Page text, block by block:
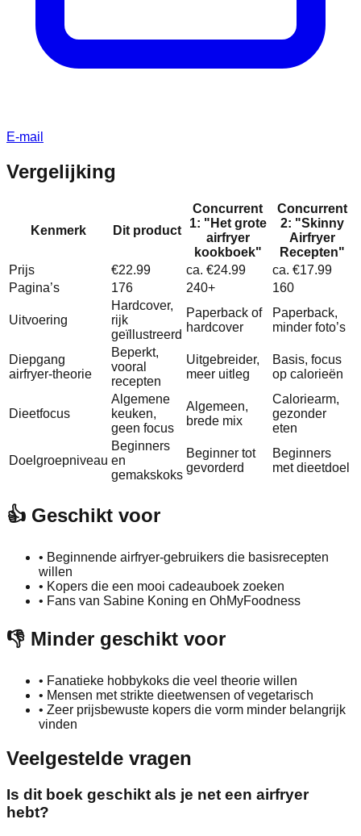
E-mail
Vergelijking
Kenmerk Dit product
Concurrent
1: "Het grote
airfryer
kookboek"
Concurrent
2: "Skinny
Airfryer
Recepten"
Prijs
€22.99 ca. €24.99
ca. €17.99
Pagina’s
176 240+ 160
Uitvoering
Hardcover,
rijk
geïllustreerd
Paperback of
hardcover
Paperback,
minder foto’s
Diepgang
airfryer-theorie
Beperkt,
vooral
recepten
Uitgebreider,
meer uitleg
Basis, focus
op calorieën
Dieetfocus
Algemene
keuken,
geen focus
Algemeen,
brede mix
Caloriearm,
gezonder
eten
Doelgroepniveau
Beginners
en
gemakskoks
Beginner tot
gevorderd
Beginners
met dieetdoel
👍 Geschikt voor
• Beginnende airfryer-gebruikers die basisrecepten
willen
• Kopers die een mooi cadeauboek zoeken
• Fans van Sabine Koning en OhMyFoodness
👎 Minder geschikt voor
• Fanatieke hobbykoks die veel theorie willen
• Mensen met strikte dieetwensen of vegetarisch
• Zeer prijsbewuste kopers die vorm minder belangrijk
vinden
Veelgestelde vragen
Is dit boek geschikt als je net een airfryer
hebt?